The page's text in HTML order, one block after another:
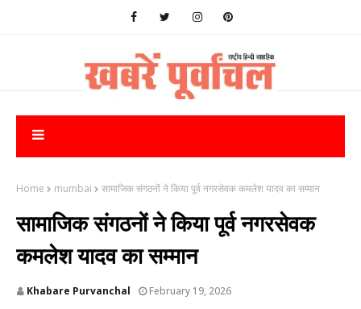
Home mumbai सामाजिक संगठनों ने किया पूर्व नगरसेवक कमलेश यादव का सम्मान
सामाजिक संगठनों ने किया पूर्व नगरसेवक
कमलेश यादव का सम्मान
Khabare Purvanchal February 19, 2026